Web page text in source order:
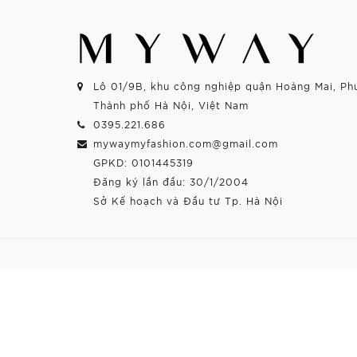
Lô 01/9B, khu công nghiệp quận Hoàng Mai,
Thành phố Hà Nội, Việt Nam
0395.221.686
mywaymyfashion.com@gmail.com
GPKD: 0101445319
Đăng ký lần đầu: 30/1/2004
Sở Kế hoạch và Đầu tư Tp. Hà Nội